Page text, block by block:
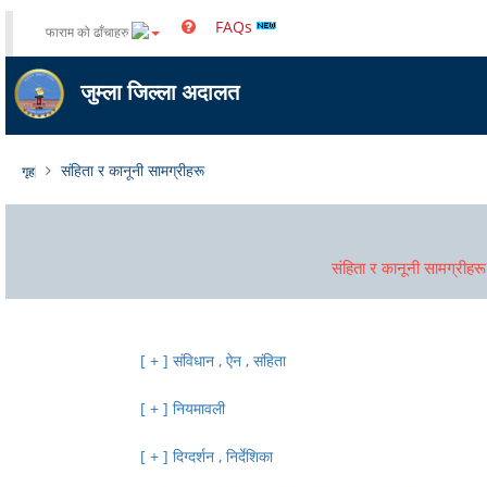
फाराम को ढाँचाहरु FAQs
जुम्ला जिल्ला अदालत
गृह संहिता र कानूनी सामग्रीहरू
संहिता र कानूनी सामग्रीहरू
संविधान , ऐन , संहिता
नियमावली
दिग्दर्शन , निर्देशिका